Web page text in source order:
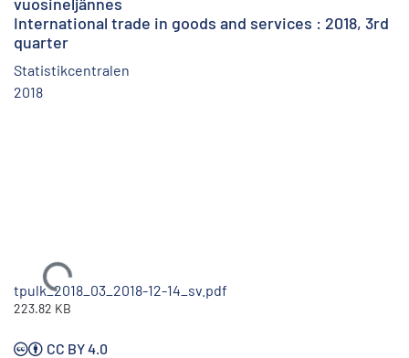
vuosineljännes
International trade in goods and services : 2018, 3rd
quarter
Statistikcentralen
2018
Ladataan...
tpulk_2018_03_2018-12-14_sv.pdf
223.82 KB
CC BY 4.0